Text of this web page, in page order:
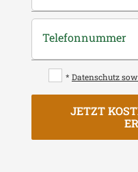
Telefonnummer
* Datenschutz
JETZT